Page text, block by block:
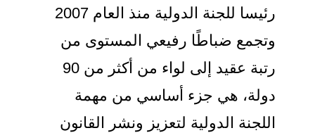
رئيسا للجنة الدولية منذ العام 2007
وتجمع ضباطًا رفيعي المستوى من
رتبة عقيد إلى لواء من أكثر من 90
دولة، هي جزء أساسي من مهمة
اللجنة الدولية لتعزيز ونشر القانون